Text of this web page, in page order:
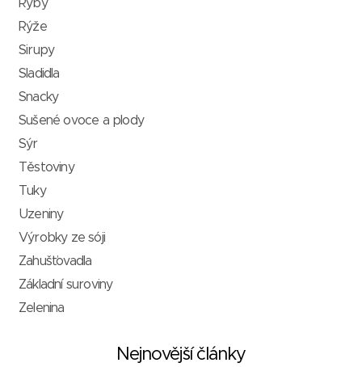
Ryby
Rýže
Sirupy
Sladidla
Snacky
Sušené ovoce a plody
Sýr
Těstoviny
Tuky
Uzeniny
Výrobky ze sóji
Zahušťovadla
Základní suroviny
Zelenina
Nejnovější články